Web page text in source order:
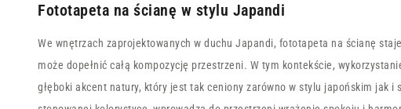
Fototapeta na ścianę w stylu Japandi
We wnętrzach zaprojektowanych w duchu Japandi, fototapeta na ścianę
może dopełnić całą kompozycję przestrzeni. W tym kontekście,
głęboki akcent natury, który jest tak ceniony zarówno w stylu japońskim jak